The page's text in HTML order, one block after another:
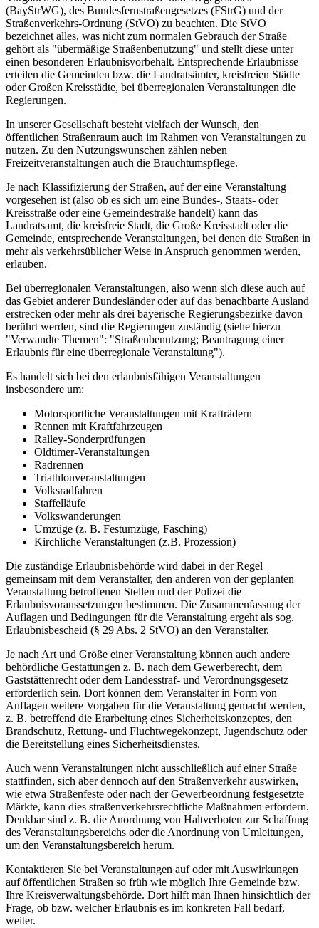
(BayStrWG), des Bundesfernstraßengesetzes (FStrG) und der
Straßenverkehrs-Ordnung (StVO) zu beachten. Die StVO
bezeichnet alles, was nicht zum normalen Gebrauch der Straße
gehört als "übermäßige Straßenbenutzung" und stellt diese unter
einen besonderen Erlaubnisvorbehalt. Entsprechende Erlaubnisse
erteilen die Gemeinden bzw. die Landratsämter, kreisfreien Städte
oder Großen Kreisstädte, bei überregionalen Veranstaltungen die
Regierungen.
In unserer Gesellschaft besteht vielfach der Wunsch, den
öffentlichen Straßenraum auch im Rahmen von Veranstaltungen zu
nutzen. Zu den Nutzungswünschen zählen neben
Freizeitveranstaltungen auch die Brauchtumspflege.
Je nach Klassifizierung der Straßen, auf der eine Veranstaltung
vorgesehen ist (also ob es sich um eine Bundes-, Staats- oder
Kreisstraße oder eine Gemeindestraße handelt) kann das
Landratsamt, die kreisfreie Stadt, die Große Kreisstadt oder die
Gemeinde, entsprechende Veranstaltungen, bei denen die Straßen in
mehr als verkehrsüblicher Weise in Anspruch genommen werden,
erlauben.
Bei überregionalen Veranstaltungen, also wenn sich diese auch auf
das Gebiet anderer Bundesländer oder auf das benachbarte Ausland
erstrecken oder mehr als drei bayerische Regierungsbezirke davon
berührt werden, sind die Regierungen zuständig (siehe hierzu
"Verwandte Themen": "Straßenbenutzung; Beantragung einer
Erlaubnis für eine überregionale Veranstaltung").
Es handelt sich bei den erlaubnisfähigen Veranstaltungen
insbesondere um:
Motorsportliche Veranstaltungen mit Krafträdern
Rennen mit Kraftfahrzeugen
Ralley-Sonderprüfungen
Oldtimer-Veranstaltungen
Radrennen
Triathlonveranstaltungen
Volksradfahren
Staffelläufe
Volkswanderungen
Umzüge (z. B. Festumzüge, Fasching)
Kirchliche Veranstaltungen (z.B. Prozession)
Die zuständige Erlaubnisbehörde wird dabei in der Regel
gemeinsam mit dem Veranstalter, den anderen von der geplanten
Veranstaltung betroffenen Stellen und der Polizei die
Erlaubnisvoraussetzungen bestimmen. Die Zusammenfassung der
Auflagen und Bedingungen für die Veranstaltung ergeht als sog.
Erlaubnisbescheid (§ 29 Abs. 2 StVO) an den Veranstalter.
Je nach Art und Größe einer Veranstaltung können auch andere
behördliche Gestattungen z. B. nach dem Gewerberecht, dem
Gaststättenrecht oder dem Landesstraf- und Verordnungsgesetz
erforderlich sein. Dort können dem Veranstalter in Form von
Auflagen weitere Vorgaben für die Veranstaltung gemacht werden,
z. B. betreffend die Erarbeitung eines Sicherheitskonzeptes, den
Brandschutz, Rettung- und Fluchtwegekonzept, Jugendschutz oder
die Bereitstellung eines Sicherheitsdienstes.
Auch wenn Veranstaltungen nicht ausschließlich auf einer Straße
stattfinden, sich aber dennoch auf den Straßenverkehr auswirken,
wie etwa Straßenfeste oder nach der Gewerbeordnung festgesetzte
Märkte, kann dies straßenverkehrsrechtliche Maßnahmen erfordern.
Denkbar sind z. B. die Anordnung von Haltverboten zur Schaffung
des Veranstaltungsbereichs oder die Anordnung von Umleitungen,
um den Veranstaltungsbereich herum.
Kontaktieren Sie bei Veranstaltungen auf oder mit Auswirkungen
auf öffentlichen Straßen so früh wie möglich Ihre Gemeinde bzw.
Ihre Kreisverwaltungsbehörde. Dort hilft man Ihnen hinsichtlich der
Frage, ob bzw. welcher Erlaubnis es im konkreten Fall bedarf,
weiter.